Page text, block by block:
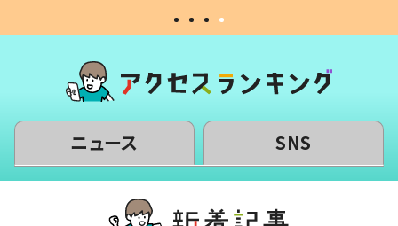
ニュース SNS